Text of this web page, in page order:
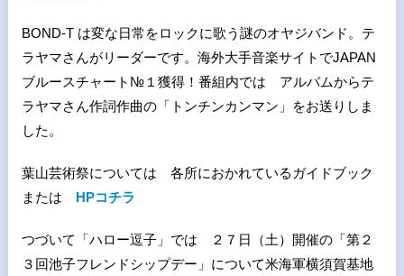
BOND-T は変な日常をロックに歌う謎のオヤジバンド。テ
ラヤマさんがリーダーです。海外大手音楽サイトでJAPAN
ブルースチャート№１獲得！番組内では アルバムからテ
ラヤマさん作詞作曲の「トンチンカンマン」をお送りしま
した。
葉山芸術祭については 各所におかれているガイドブック
または HPコチラ
つづいて「ハロー逗子」では ２７日（土）開催の「第２
３回池子フレンドシップデー」について米海軍横須賀基地